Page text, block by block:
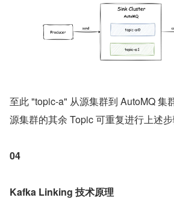
至此 "topic-a" 从源集群到 AutoMQ 集
源集群的其余 Topic 可重复进行上述步
04
Kafka Linking 技术原理